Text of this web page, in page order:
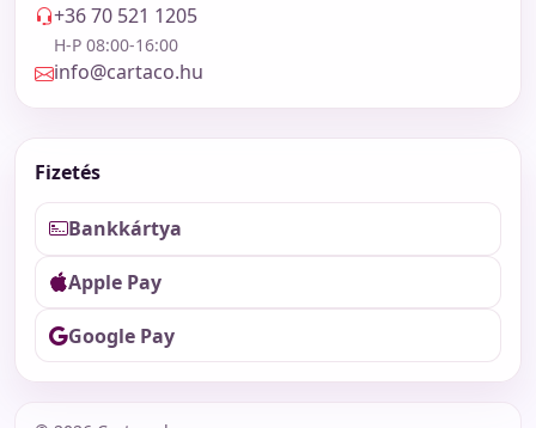
+36 70 521 1205
H-P 08:00-16:00
info@cartaco.hu
Fizetés
Bankkártya
Apple Pay
Google Pay